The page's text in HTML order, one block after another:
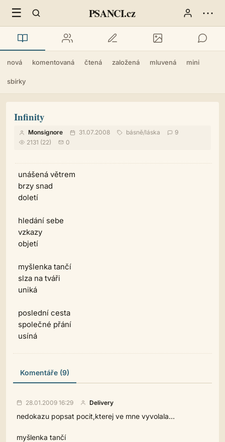
☰ PSANCI.cz ⋯
nová komentovaná čtená založená mluvená mini
sbírky
Infinity
Monsignore 31.07.2008 básně/láska
9
2131 (22)
0
unášená větrem
brzy snad
doletí
hledání sebe
vzkazy
objetí
myšlenka tančí
slza na tváři
uniká
poslední cesta
společné přání
usíná
Komentáře (9)
28.01.2009 16:29 Delivery
nedokazu popsat pocit,kterej ve mne vyvolala...
myšlenka tančí